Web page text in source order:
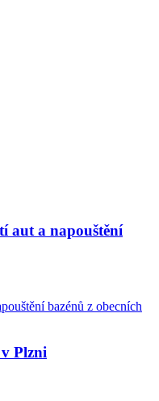
aut a napouštění
bazénů z obecních
Plzni